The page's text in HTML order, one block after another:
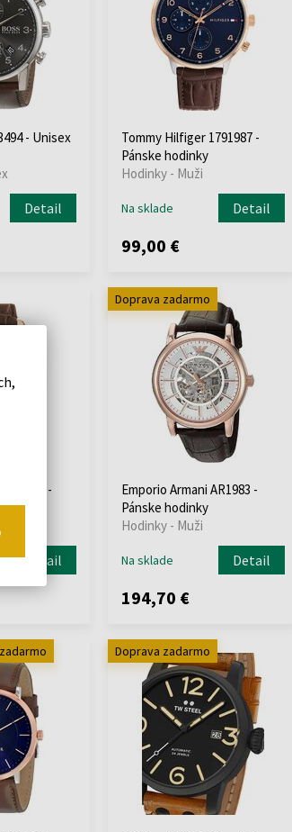
- Unisex
Detail
Tommy Hilfiger 1791987 -
Pánske hodinky
Hodinky - Muži
Na sklade Detail
99,00 €
-
Detail
Doprava zadarmo
Emporio Armani AR1983 -
Pánske hodinky
Hodinky - Muži
Na sklade Detail
194,70 €
Doprava zadarmo